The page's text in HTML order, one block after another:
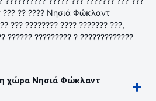
??? ?? ???? Νησιά Φώκλαντ
??? ???????? ???? ??????? ???,
?????? ????????? ? ?????????????
χώρα Νησιά Φώκλαντ